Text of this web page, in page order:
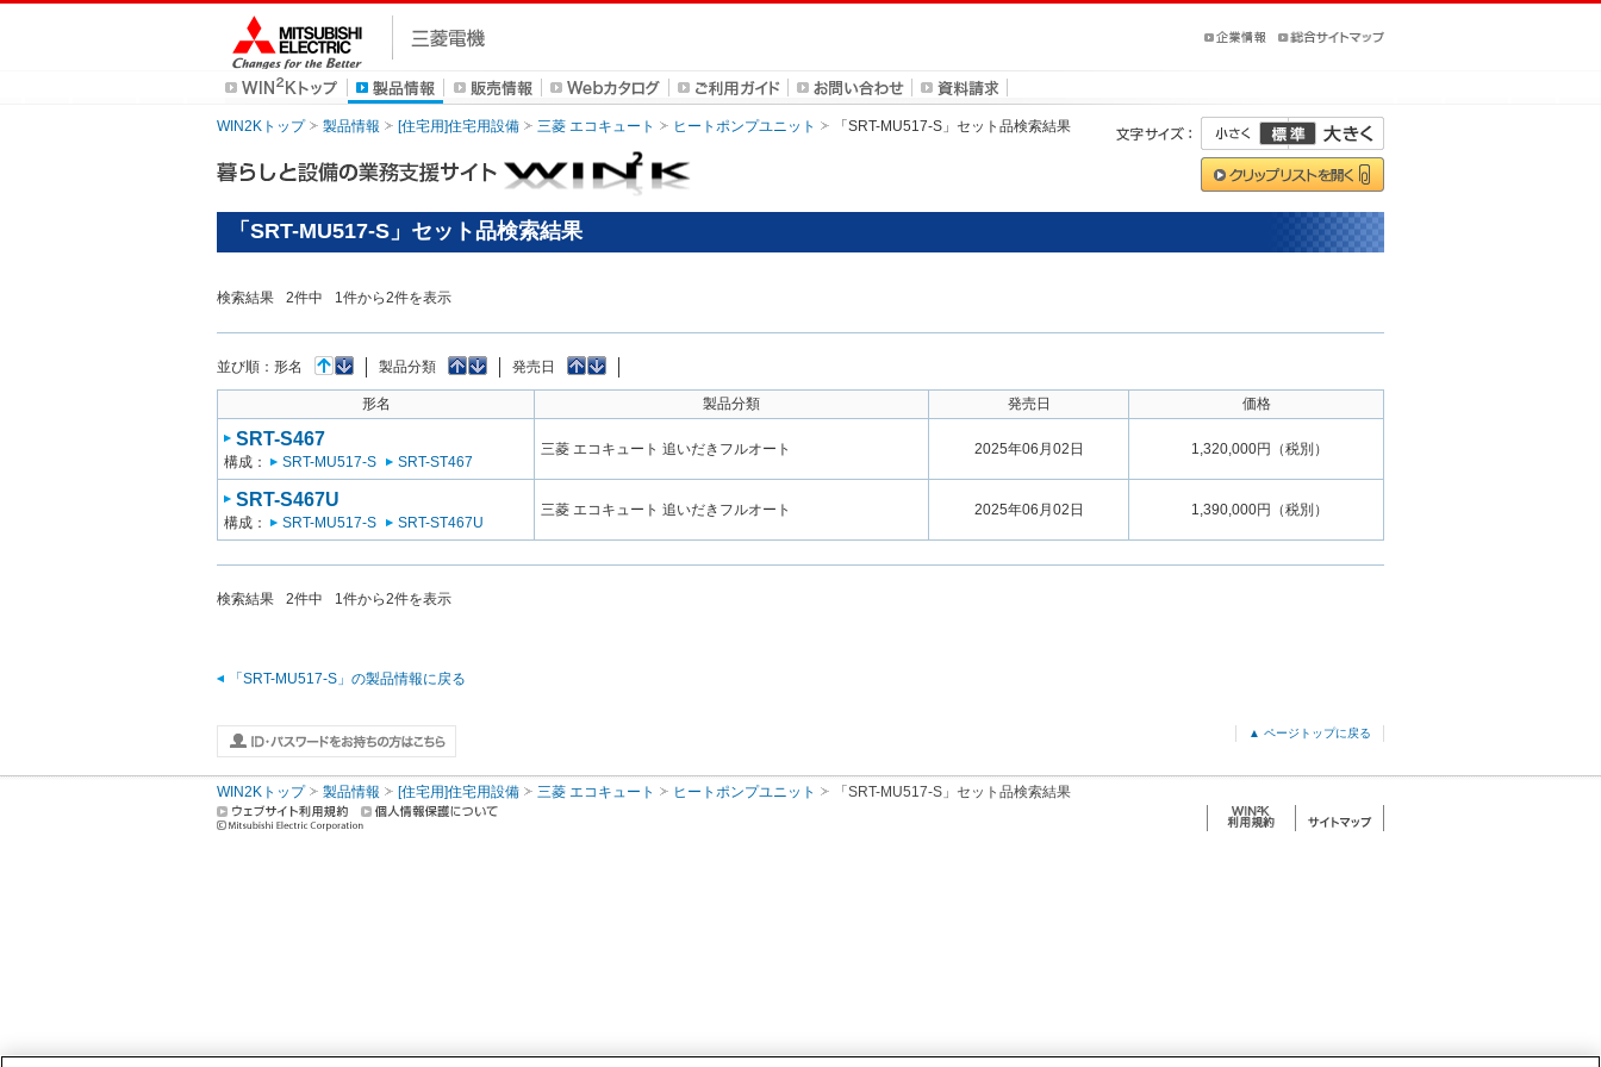
WIN2Kトップ 製品情報 [住宅用]住宅用設備 三菱 エコキュート ヒートポンプユニット 「SRT-MU517-S」セット品検索結果
「SRT-MU517-S」セット品検索結果
検索結果 2件中 1件から2件を表示
並び順： 形名 製品分類 発売日
形名 製品分類 発売日 価格
SRT-S467
構成： SRT-MU517-S SRT-ST467
三菱 エコキュート 追いだきフルオート 2025年06月02日 1,320,000円（税別）
SRT-S467U
構成： SRT-MU517-S SRT-ST467U
三菱 エコキュート 追いだきフルオート 2025年06月02日 1,390,000円（税別）
検索結果 2件中 1件から2件を表示
「SRT-MU517-S」の製品情報に戻る
▲ ページトップに戻る
WIN2Kトップ 製品情報 [住宅用]住宅用設備 三菱 エコキュート ヒートポンプユニット 「SRT-MU517-S」セット品検索結果